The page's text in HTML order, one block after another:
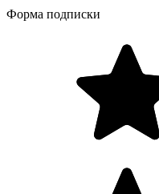
Форма подписки